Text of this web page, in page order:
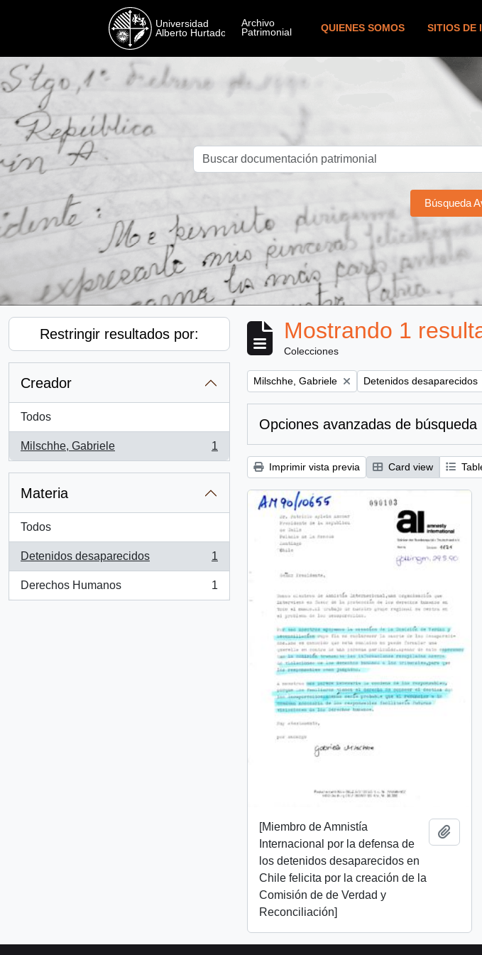
QUIENES SOMOS SITIOS DE
Búsqueda
Restringir resultados por:
Creador
Todos
Milschhe, Gabriele
, 1 resultados
1
Materia
Todos
Detenidos desaparecidos
, 1 resultados
1
Derechos Humanos
, 1 resultados
1
Mostrando 1
Colecciones
Remove filter:
Milschhe, Gabriele Remove filter:
Detenidos desaparecidos
Opciones avanzadas de búsqueda
Imprimir vista previa Card view
[Miembro de Amnistía
Internacional por la defensa de
los detenidos desaparecidos en
Chile felicita por la creación de la
Comisión de de Verdad y
Reconciliación]